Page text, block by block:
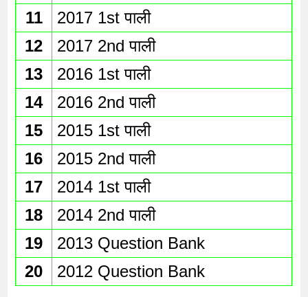
11
2017 1st पाली
12
2017 2nd पाली
13
2016 1st पाली
14
2016 2nd पाली
15
2015 1st पाली
16
2015 2nd पाली
17
2014 1st पाली
18
2014 2nd पाली
19
2013 Question Bank
20
2012 Question Bank